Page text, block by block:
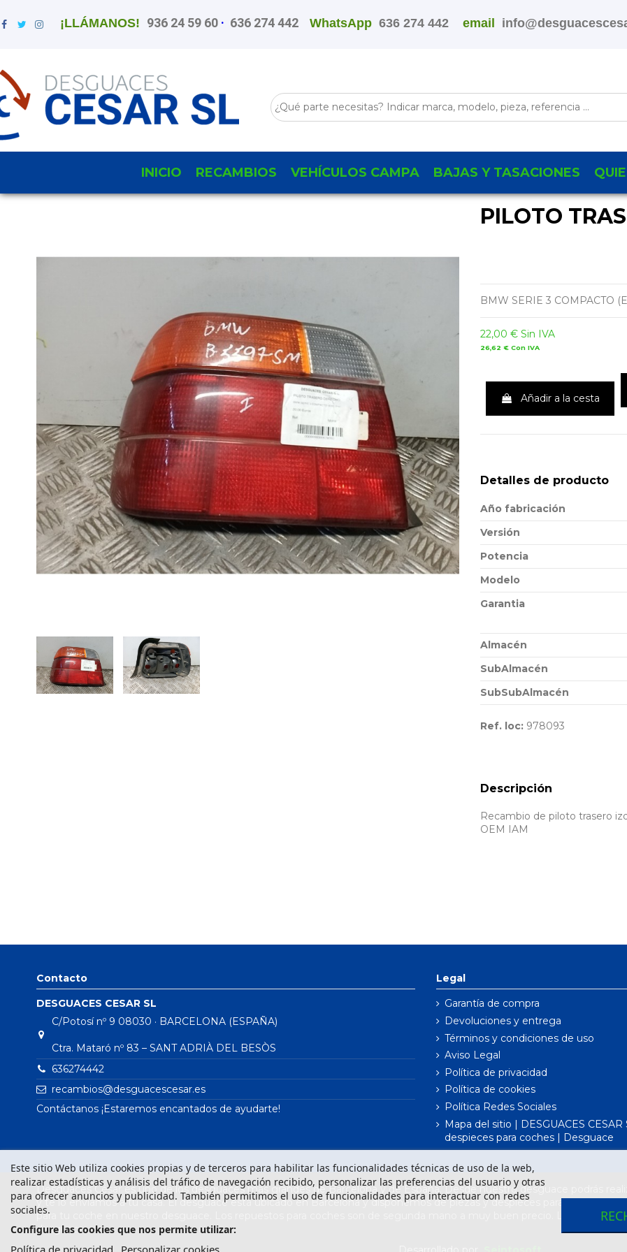
¡LLÁMANOS! 936 24 59 60 · 636 274 442 WhatsApp636 274 442 email
INICIO RECAMBIOS VEHÍCULOS CAMPA BAJAS Y TASACIONES
PILOTO
BMW SERIE 3 COMPACTO
22,00 € Sin IVA
26,62 € Con IVA
Añadir a la cesta
Detalles de producto
Año fabricación
Versión
Potencia
Modelo
Garantia
Almacén
SubAlmacén
SubSubAlmacén
Ref. loc: 978093
Descripción
Recambio de piloto trasero
OEM IAM
Contacto
DESGUACES CESAR SL
C/Potosí nº 9 08030 · BARCELONA (ESPAÑA)
Ctra. Mataró nº 83 – SANT ADRIÀ DEL BESÒS
636274442
recambios@desguacescesar.es
Contáctanos ¡Estaremos encantados de ayudarte!
Legal
Garantía de compra
Devoluciones y entrega
Términos y condiciones de uso
Aviso Legal
Política de privacidad
Política de cookies
Política Redes Sociales
Mapa del sitio | DESGUACES
despieces para coches | Desguace
Este sitio Web utiliza cookies propias y de terceros para habilitar las funcionalidades técnicas de uso de la web,
realizar estadísticas y análisis del tráfico de navegación recibido, personalizar las preferencias del usuario y otras
para ofrecer anuncios y publicidad. También permitimos el uso de funcionalidades para interactuar con redes
sociales.
Configure las cookies que nos permite utilizar:
Política de privacidad Personalizar cookies
Desguaces César es uno de los desguaces más grandes de Barcelona y de España. Desde nuestro desguace podrás
y te lo enviamos a tu casa. El desguace está ubicado en Barcelona y disponemos de piezas y despieces para todas las
para tu coche en nuestro desguace. Los repuestos para coches son de segunda mano a muy buen precio. Los
desguace.